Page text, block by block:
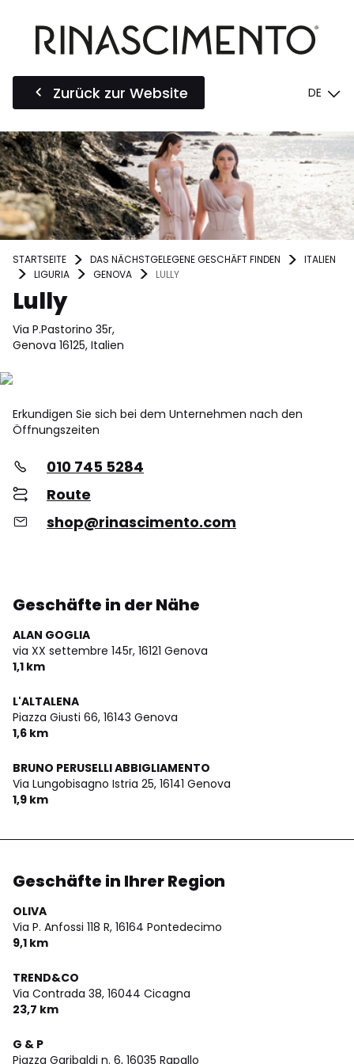
Zurück zur Website DE
STARTSEITE DAS NÄCHSTGELEGENE GESCHÄFT FINDEN
ITALIEN
LIGURIA
GENOVA LULLY
Lully
Via P.Pastorino 35r,
Genova 16125, Italien
Erkundigen Sie sich bei dem Unternehmen nach den
Öffnungszeiten
010 745 5284
Route
shop@rinascimento.com
Geschäfte in der Nähe
ALAN GOGLIA
via XX settembre 145r, 16121 Genova
1,1 km
L'ALTALENA
Piazza Giusti 66, 16143 Genova
1,6 km
BRUNO PERUSELLI ABBIGLIAMENTO
Via Lungobisagno Istria 25, 16141 Genova
1,9 km
Geschäfte in Ihrer Region
OLIVA
Via P. Anfossi 118 R, 16164 Pontedecimo
9,1 km
TREND&CO
Via Contrada 38, 16044 Cicagna
23,7 km
G & P
Piazza Garibaldi n. 6, 16035 Rapallo